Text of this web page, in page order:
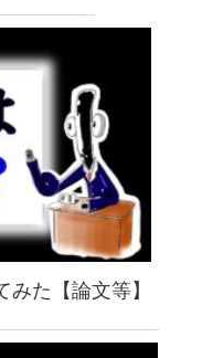
た【論文等】